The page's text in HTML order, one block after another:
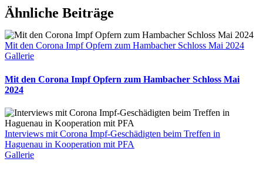
Ähnliche Beiträge
Mit den Corona Impf Opfern zum Hambacher Schloss Mai 2024
Gallerie
Mit den Corona Impf Opfern zum Hambacher Schloss Mai
2024
Interviews mit Corona Impf-Geschädigten beim Treffen in
Haguenau in Kooperation mit PFA
Gallerie